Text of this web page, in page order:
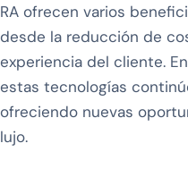
RA ofrecen varios
desde la reducción de
experiencia del cliente.
estas tecnologías
ofreciendo nuevas
lujo.